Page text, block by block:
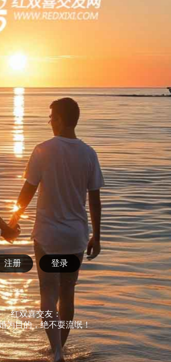
注册 登录
红双喜交友：
为目的，绝不耍流氓！